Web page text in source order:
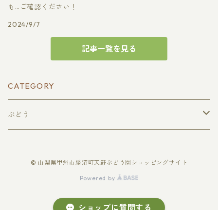
も…ご確認ください！
2024/9/7
記事一覧を見る
CATEGORY
ぶどう
シャインマスカット
© 山梨県甲州市勝沼町天野ぶどう園ショッピングサイト
Powered by
ショップに質問する